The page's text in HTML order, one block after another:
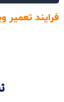
فرایند